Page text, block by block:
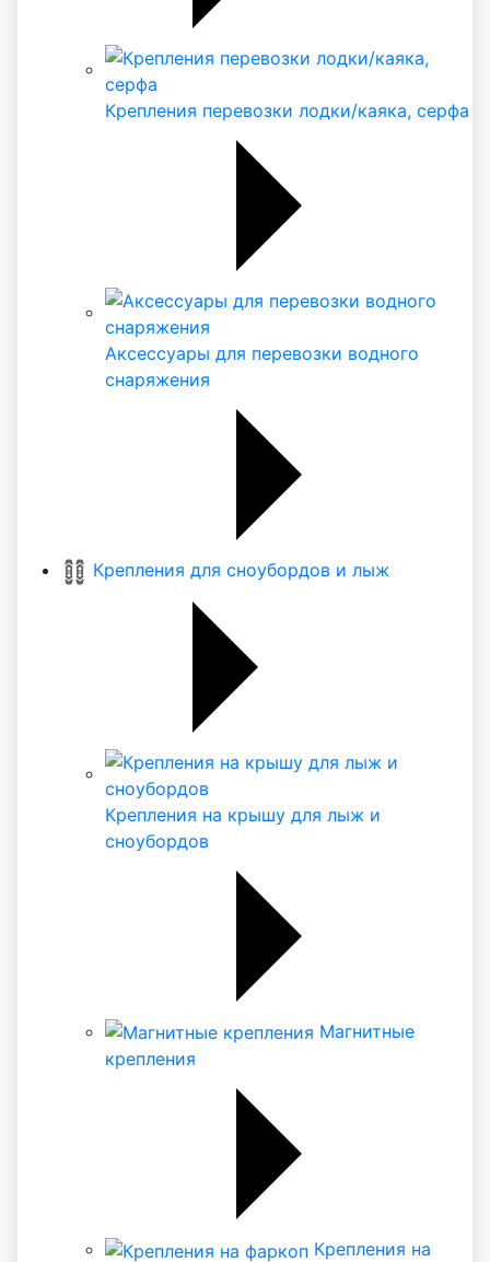
Крепления перевозки лодки/каяка, серфа
Аксессуары для перевозки водного
снаряжения
Крепления для сноубордов и лыж
Крепления на крышу для лыж и
сноубордов
Магнитные
крепления
Крепления на